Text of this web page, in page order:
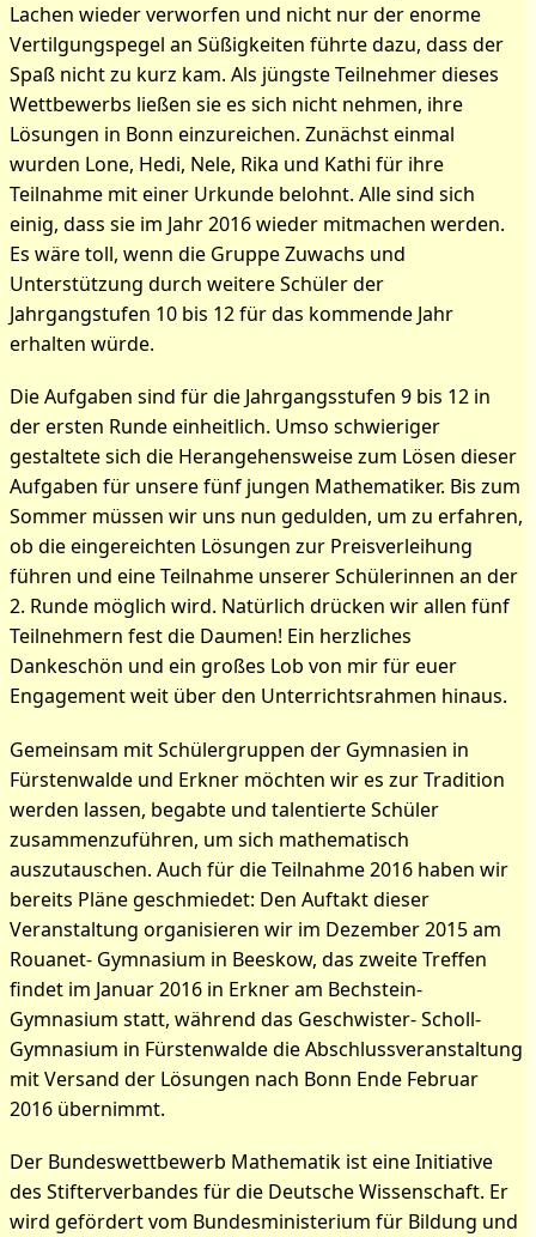
Lachen wieder verworfen und nicht nur der enorme
Vertilgungspegel an Süßigkeiten führte dazu, dass der
Spaß nicht zu kurz kam. Als jüngste Teilnehmer dieses
Wettbewerbs ließen sie es sich nicht nehmen, ihre
Lösungen in Bonn einzureichen. Zunächst einmal
wurden Lone, Hedi, Nele, Rika und Kathi für ihre
Teilnahme mit einer Urkunde belohnt. Alle sind sich
einig, dass sie im Jahr 2016 wieder mitmachen werden.
Es wäre toll, wenn die Gruppe Zuwachs und
Unterstützung durch weitere Schüler der
Jahrgangstufen 10 bis 12 für das kommende Jahr
erhalten würde.
Die Aufgaben sind für die Jahrgangsstufen 9 bis 12 in
der ersten Runde einheitlich. Umso schwieriger
gestaltete sich die Herangehensweise zum Lösen dieser
Aufgaben für unsere fünf jungen Mathematiker. Bis zum
Sommer müssen wir uns nun gedulden, um zu erfahren,
ob die eingereichten Lösungen zur Preisverleihung
führen und eine Teilnahme unserer Schülerinnen an der
2. Runde möglich wird. Natürlich drücken wir allen fünf
Teilnehmern fest die Daumen! Ein herzliches
Dankeschön und ein großes Lob von mir für euer
Engagement weit über den Unterrichtsrahmen hinaus.
Gemeinsam mit Schülergruppen der Gymnasien in
Fürstenwalde und Erkner möchten wir es zur Tradition
werden lassen, begabte und talentierte Schüler
zusammenzuführen, um sich mathematisch
auszutauschen. Auch für die Teilnahme 2016 haben wir
bereits Pläne geschmiedet: Den Auftakt dieser
Veranstaltung organisieren wir im Dezember 2015 am
Rouanet- Gymnasium in Beeskow, das zweite Treffen
findet im Januar 2016 in Erkner am Bechstein-
Gymnasium statt, während das Geschwister- Scholl-
Gymnasium in Fürstenwalde die Abschlussveranstaltung
mit Versand der Lösungen nach Bonn Ende Februar
2016 übernimmt.
Der Bundeswettbewerb Mathematik ist eine Initiative
des Stifterverbandes für die Deutsche Wissenschaft. Er
wird gefördert vom Bundesministerium für Bildung und
Bilder zum Artikel:
Bundeswettbewerb
Mathematik 2015